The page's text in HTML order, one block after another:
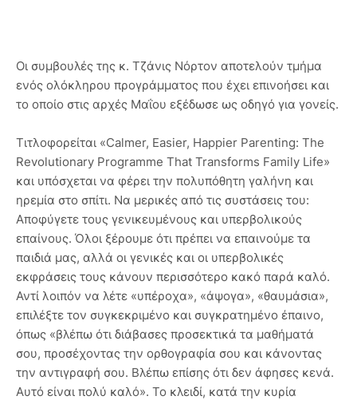
Οι συμβουλές της κ. Τζάνις Νόρτον αποτελούν τμήμα
ενός ολόκληρου προγράμματος που έχει επινοήσει και
το οποίο στις αρχές Μαΐου εξέδωσε ως οδηγό για γονείς.
Τιτλοφορείται «Calmer, Easier, Happier Parenting: The
Revolutionary Programme That Transforms Family Life»
και υπόσχεται να φέρει την πολυπόθητη γαλήνη και
ηρεμία στο σπίτι. Να μερικές από τις συστάσεις του:
Αποφύγετε τους γενικευμένους και υπερβολικούς
επαίνους. Όλοι ξέρουμε ότι πρέπει να επαινούμε τα
παιδιά μας, αλλά οι γενικές και οι υπερβολικές
εκφράσεις τους κάνουν περισσότερο κακό παρά καλό.
Αντί λοιπόν να λέτε «υπέροχα», «άψογα», «θαυμάσια»,
επιλέξτε τον συγκεκριμένο και συγκρατημένο έπαινο,
όπως «βλέπω ότι διάβασες προσεκτικά τα μαθήματά
σου, προσέχοντας την ορθογραφία σου και κάνοντας
την αντιγραφή σου. Βλέπω επίσης ότι δεν άφησες κενά.
Αυτό είναι πολύ καλό». Το κλειδί, κατά την κυρία